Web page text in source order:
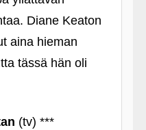
Diane Keaton
aina hieman
tässä hän oli
(tv) ***